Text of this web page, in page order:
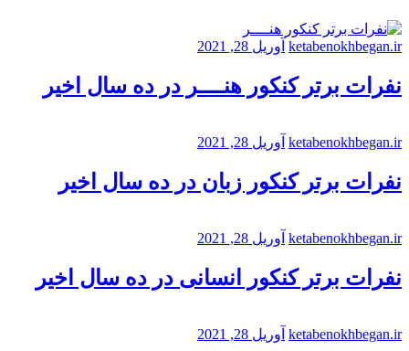
ketabenokhbegan.ir آوریل 28, 2021
نفرات برتر کنکور هنــــر در ده سال اخیر
ketabenokhbegan.ir آوریل 28, 2021
نفرات برتر کنکور زبان در ده سال اخیر
ketabenokhbegan.ir آوریل 28, 2021
نفرات برتر کنکور انسانی در ده سال اخیر
ketabenokhbegan.ir آوریل 28, 2021